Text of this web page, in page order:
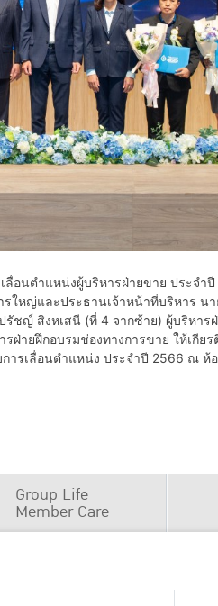
นตำแหน่งผู้บริหารฝ่ายขาย ประจำปี
ใหญ่และประธานเจ้าหน้าที่บริหาร น
ชญ์ สิงหเสนี (ที่ 4 จากซ้าย) ผู้บริหา
ฝ่ายฝึกอบรมช่องทางการขาย ให้เกีย
ารเลื่อนตำแหน่ง ประจำปี 2566 ณ
Group Life
Member Care